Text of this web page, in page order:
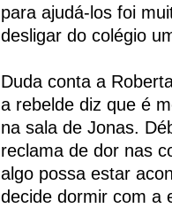
para ajudá-los foi
desligar do colégio
Duda conta a
a rebelde diz que é
na sala de Jonas.
reclama de dor nas
algo possa estar
decide dormir com a